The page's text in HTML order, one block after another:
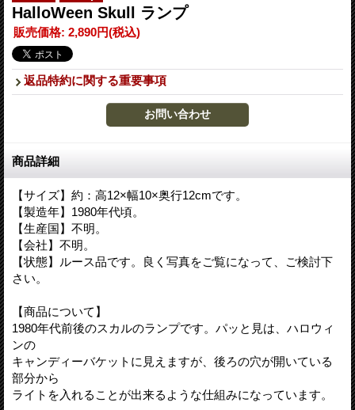
HalloWeen Skull ランプ
販売価格: 2,890円(税込)
返品特約に関する重要事項
商品詳細
【サイズ】約：高12×幅10×奥行12cmです。
【製造年】1980年代頃。
【生産国】不明。
【会社】不明。
【状態】ルース品です。良く写真をご覧になって、ご検討下
さい。
【商品について】
1980年代前後のスカルのランプです。パッと見は、ハロウィ
ンの
キャンディーバケットに見えますが、後ろの穴が開いている
部分から
ライトを入れることが出来るような仕組みになっています。